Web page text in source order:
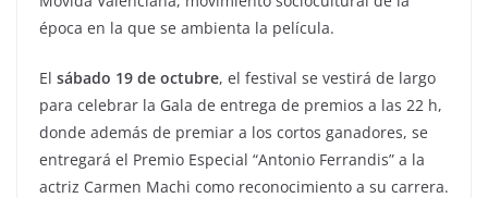
época en la que se ambienta la película.
El sábado 19 de octubre, el festival se vestirá de largo
para celebrar la Gala de entrega de premios a las 22 h,
donde además de premiar a los cortos ganadores, se
entregará el Premio Especial “Antonio Ferrandis” a la
actriz Carmen Machi como reconocimiento a su carrera.